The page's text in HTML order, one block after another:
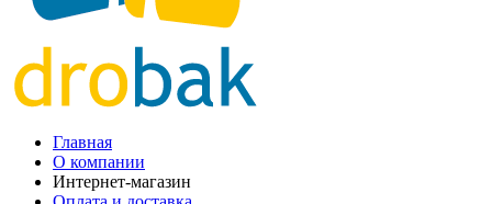
Главная
О компании
Интернет-магазин